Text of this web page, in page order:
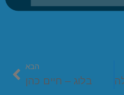
הבא
בלוג – חיים כהן